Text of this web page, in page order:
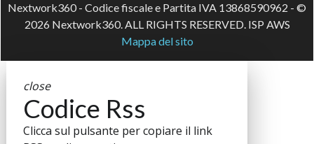
Nextwork360 - Codice fiscale e Partita IVA 13868590962 - ©
2026 Nextwork360. ALL RIGHTS RESERVED. ISP AWS
Mappa del sito
close
Codice Rss
Clicca sul pulsante per copiare il link